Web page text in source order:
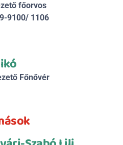
főorvos
9100/ 1106
Főnővér